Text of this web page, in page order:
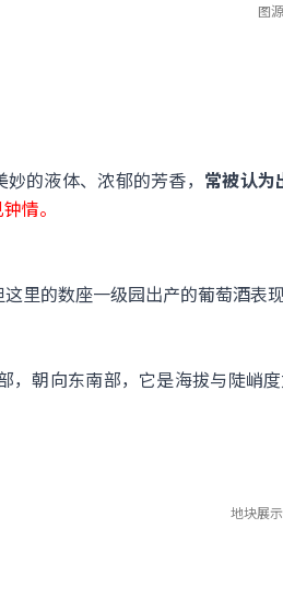
图
的液体、浓郁的芳香， 常被认为
情。
里的数座一级园出产的葡萄酒表
，朝向东南部，它是海拔与陡峭
地块展